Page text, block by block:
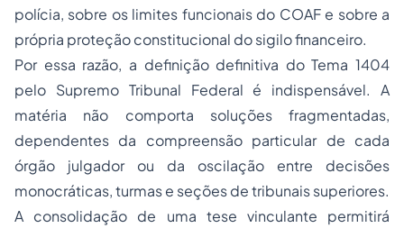
polícia, sobre os limites funcionais do COAF e sobre a
própria proteção constitucional do sigilo financeiro.
Por essa razão, a definição definitiva do Tema 1404
pelo Supremo Tribunal Federal é indispensável. A
matéria não comporta soluções fragmentadas,
dependentes da compreensão particular de cada
órgão julgador ou da oscilação entre decisões
monocráticas, turmas e seções de tribunais superiores.
A consolidação de uma tese vinculante permitirá